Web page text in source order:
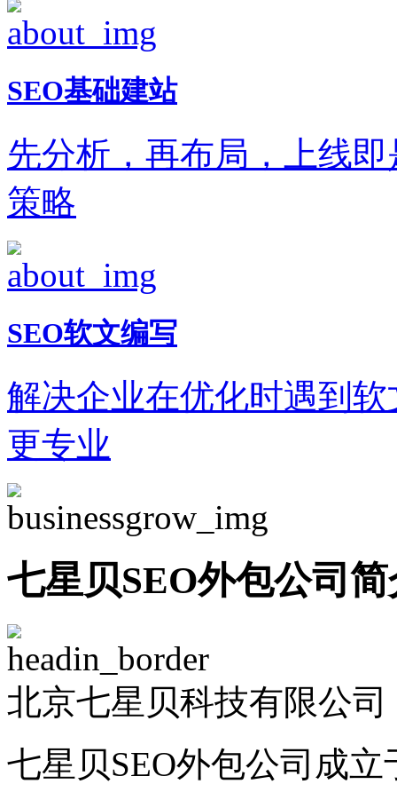
SEO基础建站
先分析，再布局，上线
策略
SEO软文编写
解决企业在优化时遇到
更专业
七星贝SEO外包公司简
北京七星贝科技有限公
七星贝SEO外包公司成